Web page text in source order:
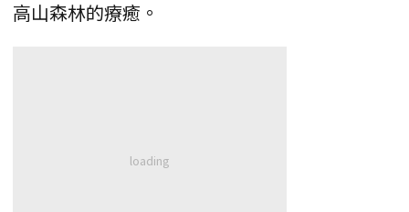
高山森林的療癒。